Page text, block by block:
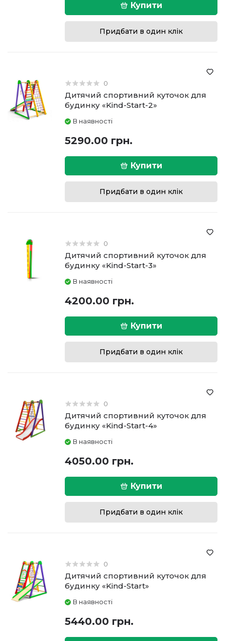
Купити
Придбати в один клік
0
Дитячий спортивний куточок для
будинку «Kind-Start-2»
В наявності
5290.00 грн.
Купити
Придбати в один клік
0
Дитячий спортивний куточок для
будинку «Kind-Start-3»
В наявності
4200.00 грн.
Купити
Придбати в один клік
0
Дитячий спортивний куточок для
будинку «Kind-Start-4»
В наявності
4050.00 грн.
Купити
Придбати в один клік
0
Дитячий спортивний куточок для
будинку «Kind-Start»
В наявності
5440.00 грн.